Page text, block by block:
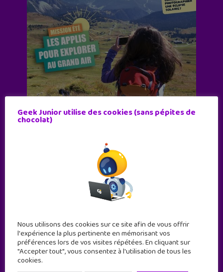
Abonne-toi !
JE M'ABONNE !
Geek Junior utilise des cookies (sans pépites de
chocolat)
Nous utilisons des cookies sur ce site afin de vous offrir
l'expérience la plus pertinente en mémorisant vos
préférences lors de vos visites répétées. En cliquant sur
"Accepter tout", vous consentez à l'utilisation de tous les
cookies.